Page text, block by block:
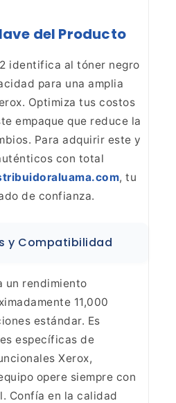
del Producto
identifica al tóner negro
para una amplia
Optimiza tus costos
empaque que reduce la
Para adquirir este y
con total
, tu
de confianza.
y Compatibilidad
un rendimiento
11,000
estándar. Es
específicas de
Xerox,
opere siempre con
Confía en la calidad